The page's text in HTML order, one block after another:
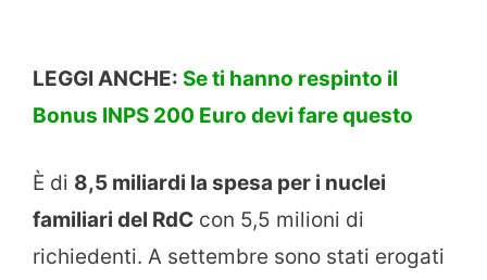
LEGGI ANCHE: Se ti hanno respinto il
Bonus INPS 200 Euro devi fare questo
È di 8,5 miliardi la spesa per i nuclei
familiari del RdC con 5,5 milioni di
richiedenti. A settembre sono stati erogati